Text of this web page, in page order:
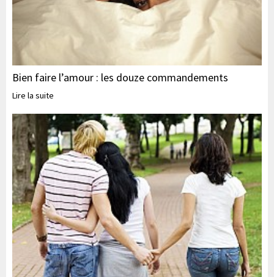
Bien faire l’amour : les douze commandements
Lire la suite